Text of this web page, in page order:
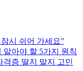
시 쉬어 가세요”
아야 할 5가지 원칙
격증 딸지 말지 고민